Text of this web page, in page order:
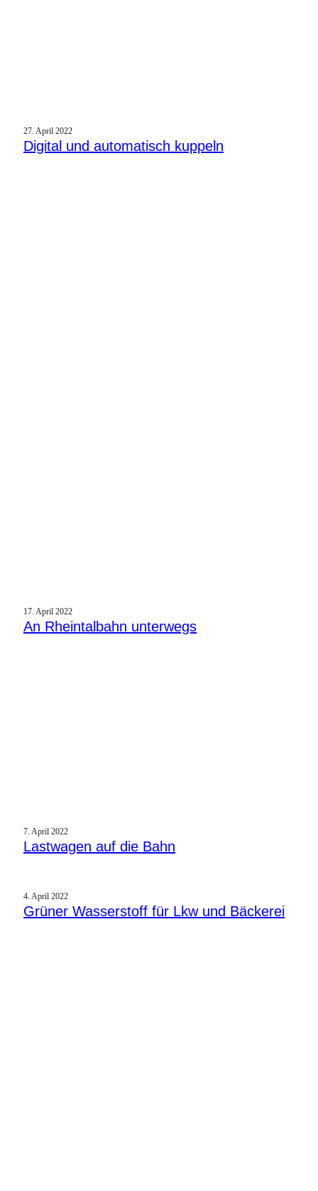
27. April 2022
Digital und automatisch kuppeln
17. April 2022
An Rheintalbahn unterwegs
7. April 2022
Lastwagen auf die Bahn
4. April 2022
Grüner Wasserstoff für Lkw und Bäckerei